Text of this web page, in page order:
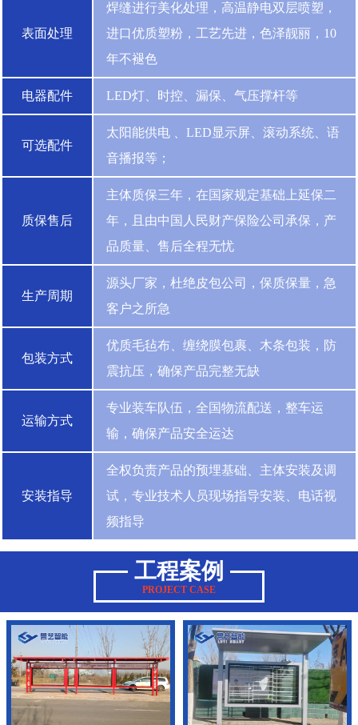
表面处理
焊缝进行美化处理，高温静电双层喷塑，
进口优质塑粉，工艺先进，色泽靓丽，10
年不褪色
电器配件 LED灯、时控、漏保、气压撑杆等
可选配件
太阳能供电 、LED显示屏、滚动系统、语
音播报等；
质保售后
主体质保三年，在国家规定基础上延保二
年，且由中国人民财产保险公司承保，产
品质量、售后全程无忧
生产周期
源头厂家，杜绝皮包公司，保质保量，急
客户之所急
包装方式
优质毛毡布、缠绕膜包裹、木条包装，防
震抗压，确保产品完整无缺
运输方式
专业装车队伍，全国物流配送，整车运
输，确保产品安全运达
安装指导
全权负责产品的预埋基础、主体安装及调
试，专业技术人员现场指导安装、电话视
频指导
工程案例
PROJECT CASE